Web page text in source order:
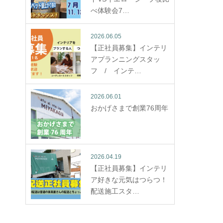
べ体験会7…
2026.06.05
【正社員募集】インテリ
アプランニングスタッ
フ / インテ…
2026.06.01
おかげさまで創業76周年
2026.04.19
【正社員募集】インテリ
ア好きな元気はつらつ！
配送施工スタ…